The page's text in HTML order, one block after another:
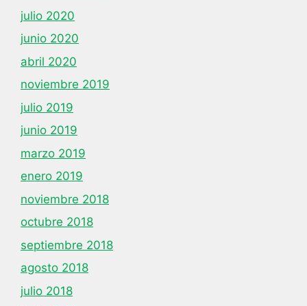
julio 2020
junio 2020
abril 2020
noviembre 2019
julio 2019
junio 2019
marzo 2019
enero 2019
noviembre 2018
octubre 2018
septiembre 2018
agosto 2018
julio 2018